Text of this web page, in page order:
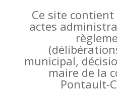
Ce site contient
actes
(
municipal,
maire de la
Pontault-